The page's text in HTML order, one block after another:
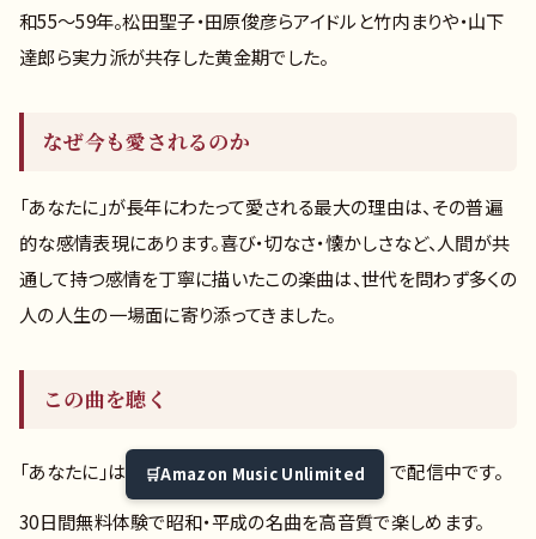
和55〜59年。松田聖子・田原俊彦らアイドルと竹内まりや・山下
達郎ら実力派が共存した黄金期でした。
なぜ今も愛されるのか
「あなたに」が長年にわたって愛される最大の理由は、その普遍
的な感情表現にあります。喜び・切なさ・懐かしさなど、人間が共
通して持つ感情を丁寧に描いたこの楽曲は、世代を問わず多くの
人の人生の一場面に寄り添ってきました。
この曲を聴く
「あなたに」は Amazon Music Unlimited
で配信中です。
30日間無料体験で昭和・平成の名曲を高音質で楽しめます。